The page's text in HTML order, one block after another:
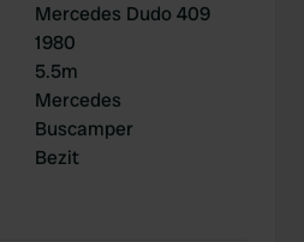
Mercedes Dudo 409
1980
5.5m
Mercedes
Buscamper
Bezit